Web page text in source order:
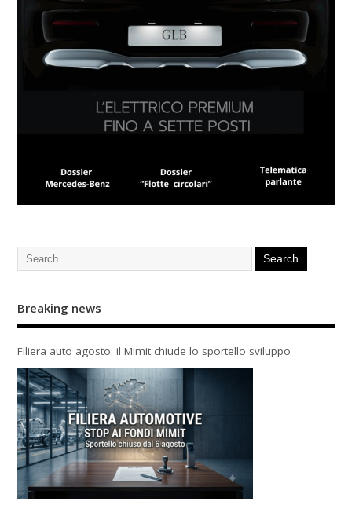
Breaking news
Filiera auto agosto: il Mimit chiude lo sportello sviluppo